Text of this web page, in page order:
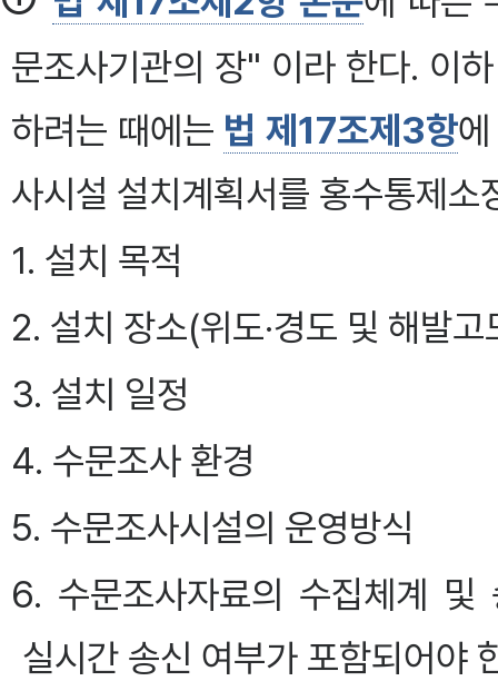
문조사기관의 장" 이라 한다. 이
하려는 때에는 법 제17조제3항
사시설 설치계획서를 홍수통제소
1. 설치 목적
2. 설치 장소(위도·경도 및 해발고
3. 설치 일정
4. 수문조사 환경
5. 수문조사시설의 운영방식
6. 수문조사자료의 수집체계 및
실시간 송신 여부가 포함되어야